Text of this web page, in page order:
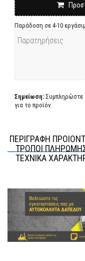
Παράδοση σε 4-10
Σημείωση: Συμπληρώστε
για το προϊόν.
ΠΕΡΙΓΡΑΦΗ
ΤΡΟΠΟΙ
ΤΕΧΝΙΚΑ